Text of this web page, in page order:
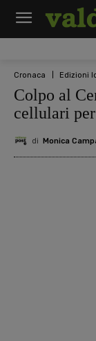
Cronaca Edizioni
Colpo al
cellulari
di Monica